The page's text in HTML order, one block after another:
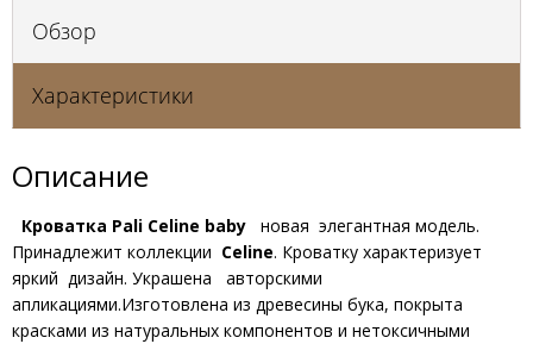
Обзор
Характеристики
Описание
Кроватка Pali Celine baby новая элегантная модель.
Принадлежит коллекции Celine. Кроватку характеризует
яркий дизайн. Украшена авторскими
апликациями.Изготовлена из древесины бука, покрыта
красками из натуральных компонентов и нетоксичными